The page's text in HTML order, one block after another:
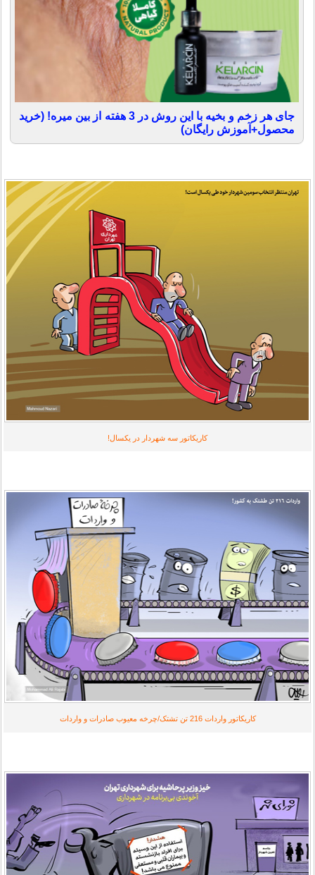
جای هر زخم و بخیه با این روش در 3 هفته از بین میره! (خرید
محصول+آموزش رایگان)
کاریکاتور سه شهردار در یکسال!
کاریکاتور واردات 216 تن تشتک/چرخه معیوب صادرات و واردات